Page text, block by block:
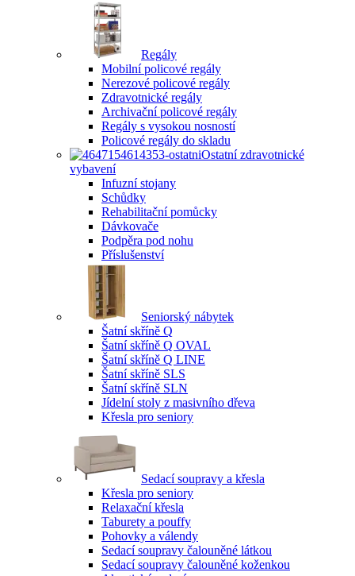
Regály
Mobilní policové regály
Nerezové policové regály
Zdravotnické regály
Archivační policové regály
Regály s vysokou nosností
Policové regály do skladu
Ostatní zdravotnické
vybavení
Infuzní stojany
Schůdky
Rehabilitační pomůcky
Dávkovače
Podpěra pod nohu
Příslušenství
Seniorský nábytek
Šatní skříně Q
Šatní skříně Q OVAL
Šatní skříně Q LINE
Šatní skříně SLS
Šatní skříně SLN
Jídelní stoly z masivního dřeva
Křesla pro seniory
Sedací soupravy a křesla
Křesla pro seniory
Relaxační křesla
Taburety a pouffy
Pohovky a válendy
Sedací soupravy čalouněné látkou
Sedací soupravy čalouněné koženkou